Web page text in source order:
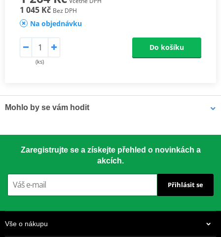
1 045 Kč Bez DPH
Na objednávku
(ks)
Do košíku
Mohlo by se vám hodit
Zaregistrujte se a získejte přehled o novinkách a
akcích.
Přihlásit se
Vše o nákupu